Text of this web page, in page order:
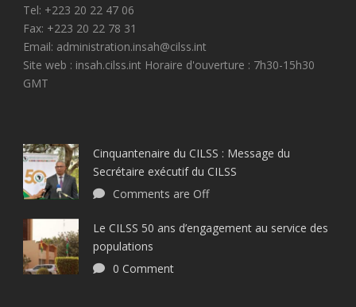
Tel: +223 20 22 47 06
Fax: +223 20 22 78 31
Email: administration.insah@cilss.int
Site web : insah.cilss.int Horaire d'ouverture : 7h30-15h30
GMT
Cinquantenaire du CILSS : Message du
Secrétaire exécutif du CILSS
Comments are Off
Le CILSS 50 ans d’engagement au service des
populations
0 Comment